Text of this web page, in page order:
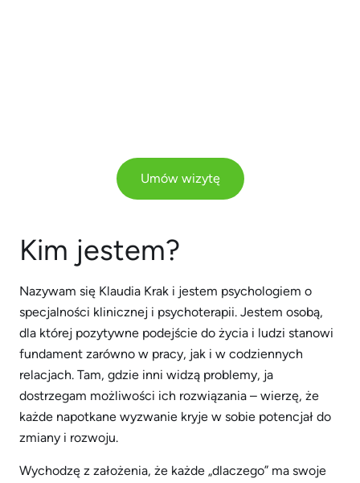
Umów wizytę
Kim jestem?
Nazywam się Klaudia Krak i jestem psychologiem o
specjalności klinicznej i psychoterapii. Jestem osobą,
dla której pozytywne podejście do życia i ludzi stanowi
fundament zarówno w pracy, jak i w codziennych
relacjach. Tam, gdzie inni widzą problemy, ja
dostrzegam możliwości ich rozwiązania – wierzę, że
każde napotkane wyzwanie kryje w sobie potencjał do
zmiany i rozwoju.
Wychodzę z założenia, że każde „dlaczego” ma swoje